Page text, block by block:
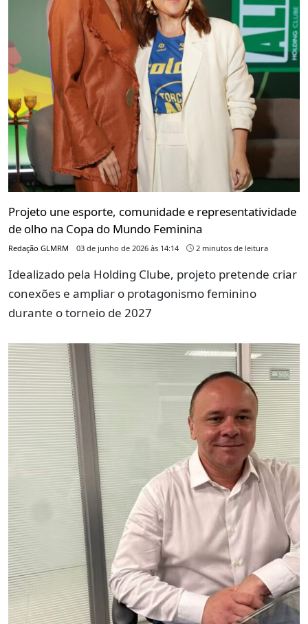
Projeto une esporte, comunidade e representatividade
de olho na Copa do Mundo Feminina
Redação GLMRM 03 de junho de 2026 às 14:14 2 minutos de leitura
Idealizado pela Holding Clube, projeto pretende criar
conexões e ampliar o protagonismo feminino
durante o torneio de 2027